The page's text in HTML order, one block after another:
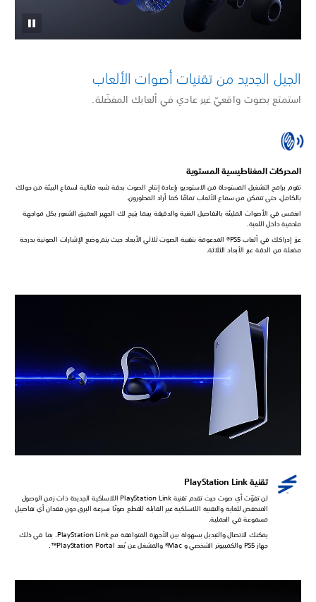
الجيل الجديد من تقنيات أصوات الألعاب
استمتع بصوت واقعيّ غير عادي في ألعابك المفضّلة.
المحركات المغناطيسية المستوية
تقوم برامج التشغيل المستوحاة من الاستوديو بإعادة إنتاج الصوت بدقة شبه مثالية لسماع البيئة من حولك
بالكامل، حتى تتمكن من سماع الألعاب تمامًا كما أراد المطورون.
انغمس في الأصوات المليئة بالتفاصيل الغنية والدقيقة بينما يتيح لك الجهير العميق الشعور بكل مواجهة
ملحمية داخل اللعبة.
عزز إدراكك في ألعاب PS5® المدعومة بتقنية الصوت ثلاثي الأبعاد حيث يتم وضع الإشارات الصوتية بدرجة
مذهلة من الدقة عبر الأبعاد الثلاثة.
تقنية PlayStation Link
لن تفوّت أي صوت حيث تقدم تقنية PlayStation Link اللاسلكية الجديدة ذات زمن الوصول
المنخفض للغاية والتقنية اللاسلكية غير القابلة للقطع صوتًا بسرعة البرق دون فقدان أي تفاصيل
مسموعة في العملية.
يمكنك الاتصال والتبديل بسهولة بين الأجهزة المتوافقة مع PlayStation Link، بما في ذلك
جهاز PS5 والكمبيوتر الشخصي و Mac® والمشغل عن بُعد PlayStation Portal™.